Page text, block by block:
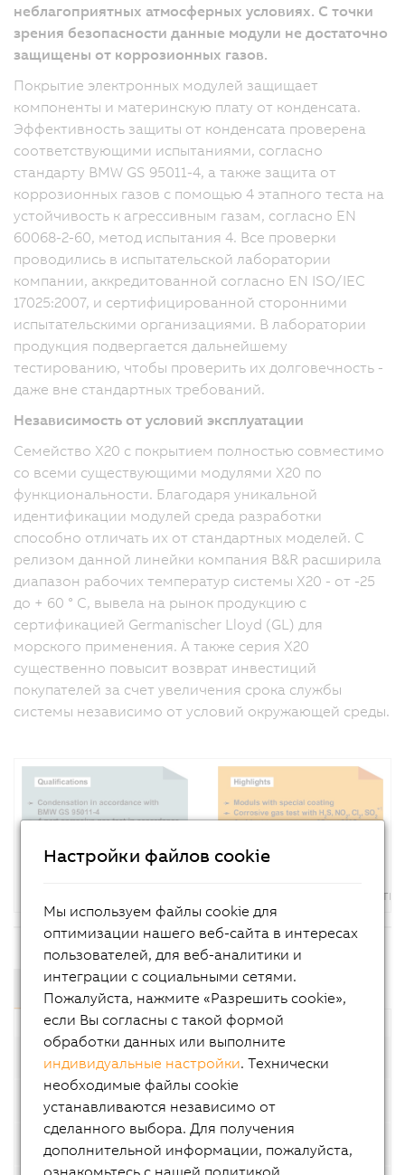
неблагоприятных атмосферных условиях. С точки
зрения безопасности данные модули не достаточно
защищены от коррозионных газов.
Покрытие электронных модулей защищает
компоненты и материнскую плату от конденсата.
Эффективность защиты от конденсата проверена
соответствующими испытаниями, согласно
стандарту BMW GS 95011-4, а также защита от
коррозионных газов с помощью 4 этапного теста на
устойчивость к агрессивным газам, согласно EN
60068-2-60, метод испытания 4. Все проверки
проводились в испытательской лаборатории
компании, аккредитованной согласно EN ISO/IEC
17025:2007, и сертифицированной сторонними
испытательскими организациями. В лаборатории
продукция подвергается дальнейшему
тестированию, чтобы проверить их долговечность -
даже вне стандартных требований.
Независимость от условий эксплуатации
Семейство X20 с покрытием полностью совместимо
со всеми существующими модулями Х20 по
функциональности. Благодаря уникальной
идентификации модулей среда разработки
способно отличать их от стандартных моделей. С
релизом данной линейки компания B&R расширила
диапазон рабочих температур системы X20 - от -25
до + 60 ° C, вывела на рынок продукцию с
сертификацией Germanischer Lloyd (GL) для
морского применения. А также серия X20
существенно повысит возврат инвестиций
покупателей за счет увеличения срока службы
системы независимо от условий окружающей среды.
*1 : Не имеет значения для технологии безопасности
Компоненты и модули
Базовые модули
Контроллеры
Программируемые интеллектуальные модули
Настройки файлов cookie
Мы используем файлы cookie для
оптимизации нашего веб-сайта в интересах
пользователей, для веб-аналитики и
интеграции с социальными сетями.
Пожалуйста, нажмите «Разрешить cookie»,
если Вы согласны с такой формой
обработки данных или выполните
индивидуальные настройки. Технически
необходимые файлы cookie
устанавливаются независимо от
сделанного выбора. Для получения
дополнительной информации, пожалуйста,
ознакомьтесь с нашей политикой